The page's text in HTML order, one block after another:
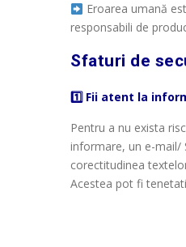
Eroarea umană
responsabili de
Sfaturi de
1️⃣ Fii atent la
Pentru a nu exista
informare, un e-mail/
corectitudinea
Acestea pot fi